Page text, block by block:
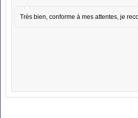
Très bien, conforme à mes attentes, je